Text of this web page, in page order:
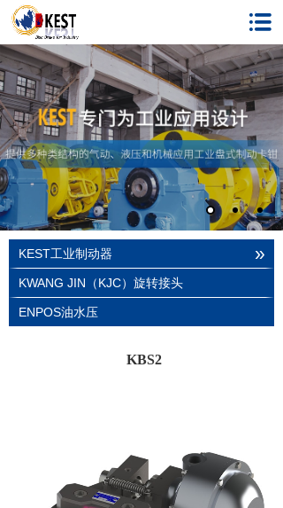
KEST工业制动器 »
KWANG JIN（KJC）旋转接头
ENPOS油水压
KBS2